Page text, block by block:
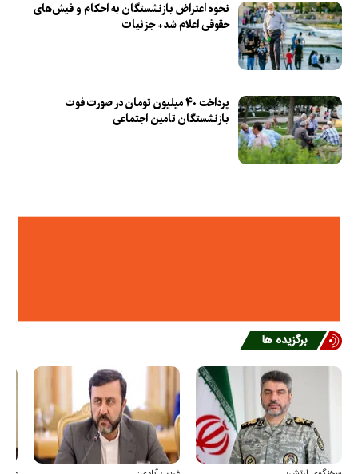
نحوه اعتراض بازنشستگان به احکام و فیش‌های
حقوقی اعلام شد+ جزئیات
پرداخت ۴۰ میلیون تومان در صورت فوت
بازنشستگان تامین اجتماعی
برگزیده ها